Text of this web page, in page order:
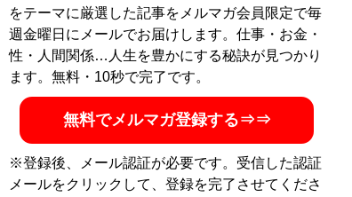
ウハウを体系化した『
東大式節約勉強法 』、膨大な範囲
と量の受験勉強をする中で気がついた「コスパを極限ま
で高める時間の使い方」を解説した『 東大式時間術
』な
ど。
株式会社カルペ・ディエム にて、お金と時間をかけ
ない「省エネスタイルの勉強法」などを伝える。
MENSA会員。（Xアカウント:
@Temma_Fusegawa
をテーマに厳選した記事をメルマガ会員限定で毎
週金曜日にメールでお届けします。仕事・お金・
性・人間関係…人生を豊かにする秘訣が見つかり
ます。無料・10秒で完了です。
無料でメルマガ登録する⇒⇒
※登録後、メール認証が必要です。受信した認証
メールをクリックして、登録を完了させてくださ